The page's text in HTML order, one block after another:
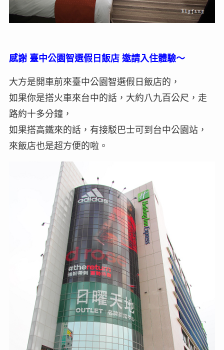
感謝 臺中公園智選假日飯店 邀請入住體驗～
大方是開車前來臺中公園智選假日飯店的，
如果你是搭火車來台中的話，大約八九百公尺，走
路約十多分鐘，
如果搭高鐵來的話，有接駁巴士可到台中公園站，
來飯店也是超方便的啦。